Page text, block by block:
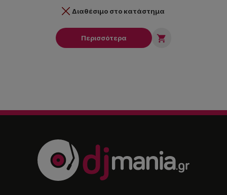
Διαθέσιμο στο κατάστημα
Περισσότερα 